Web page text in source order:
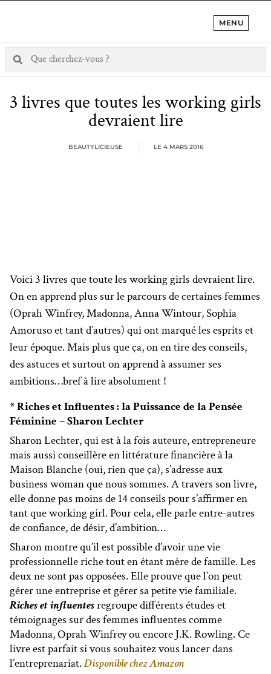
MENU
3 livres que toutes les working girls
devraient lire
BEAUTYLICIEUSE LE 4 MARS 2016
Voici 3 livres que toute les working girls devraient lire.
On en apprend plus sur le parcours de certaines femmes
(Oprah Winfrey, Madonna, Anna Wintour, Sophia
Amoruso et tant d’autres) qui ont marqué les esprits et
leur époque. Mais plus que ça, on en tire des conseils,
des astuces et surtout on apprend à assumer ses
ambitions…bref à lire absolument !
* Riches et Influentes : la Puissance de la Pensée
Féminine – Sharon Lechter
Sharon Lechter, qui est à la fois auteure, entrepreneure
mais aussi conseillère en littérature financière à la
Maison Blanche (oui, rien que ça), s’adresse aux
business woman que nous sommes. A travers son livre,
elle donne pas moins de 14 conseils pour s’affirmer en
tant que working girl. Pour cela, elle parle entre-autres
de confiance, de désir, d’ambition…
Sharon montre qu’il est possible d’avoir une vie
professionnelle riche tout en étant mère de famille. Les
deux ne sont pas opposées. Elle prouve que l’on peut
gérer une entreprise et gérer sa petite vie familiale.
Riches et influentesregroupe différents études et
témoignages sur des femmes influentes comme
Madonna, Oprah Winfrey ou encore J.K. Rowling. Ce
livre est parfait si vous souhaitez vous lancer dans
l’entreprenariat.Disponible chez Amazon